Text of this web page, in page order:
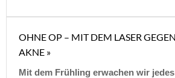
OHNE OP – MIT DEM LASER
AKNE »
Mit dem Frühling erwachen wir